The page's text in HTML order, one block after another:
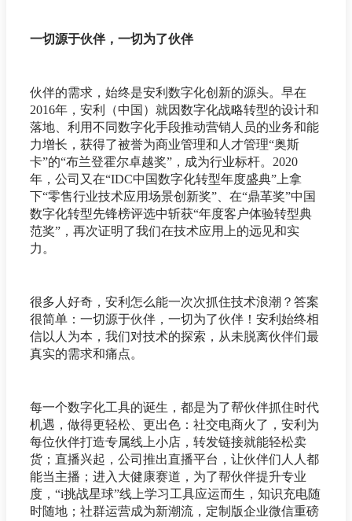
一切源于伙伴，一切为了伙伴
伙伴的需求，始终是安利数字化创新的源头。早在
2016年，安利（中国）就因数字化战略转型的设计和
落地、利用不同数字化手段推动营销人员的业务和能
力增长，获得了被誉为商业管理和人才管理“奥斯
卡”的“布兰登霍尔卓越奖”，成为行业标杆。2020
年，公司又在“IDC中国数字化转型年度盛典”上拿
下“零售行业技术应用场景创新奖”、在“鼎革奖”中国
数字化转型先锋榜评选中斩获“年度客户体验转型典
范奖”，再次证明了我们在技术应用上的远见和实
力。
很多人好奇，安利怎么能一次次抓住技术浪潮？答案
很简单：一切源于伙伴，一切为了伙伴！安利始终相
信以人为本，我们对技术的探索，从未脱离伙伴们最
真实的需求和痛点。
每一个数字化工具的诞生，都是为了帮伙伴抓住时代
机遇，做得更轻松、更出色：社交电商火了，安利为
每位伙伴打造专属线上小店，转发链接就能轻松卖
货；直播兴起，公司推出直播平台，让伙伴们人人都
能当主播；进入大健康赛道，为了帮伙伴提升专业
度，“i挑战星球”线上学习工具应运而生，知识充电随
时随地；社群运营成为新潮流，定制版企业微信重磅